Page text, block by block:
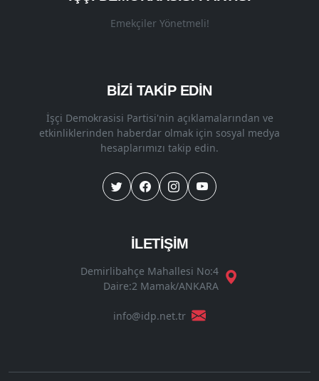
Emekçiler Yönetmeli!
BİZİ TAKİP EDİN
İşçi Demokrasisi Partisi'nin açıklamalarından ve
etkinliklerinden haberdar olmak için sosyal medya
hesaplarımızı takip edin.
İLETİŞİM
Demirlibahçe Mahallesi No:4
Daire:2 Mamak/ANKARA
info@idp.net.tr